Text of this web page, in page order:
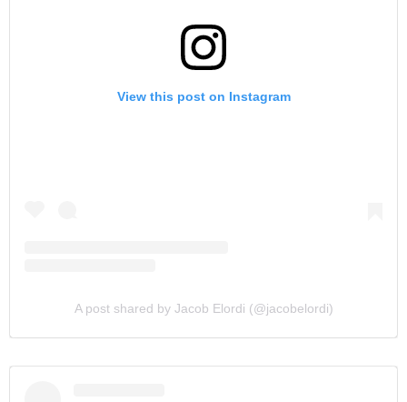
View this post on Instagram
A post shared by Jacob Elordi (@jacobelordi)